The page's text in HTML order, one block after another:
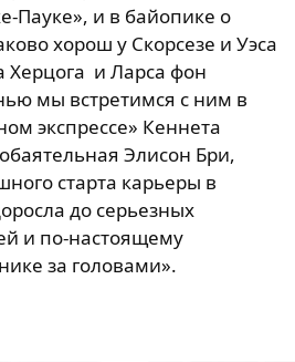
Пауке», и в байопике о
хорош у Скорсезе и Уэса
Херцога и Ларса фон
мы встретимся с ним в
экспрессе» Кеннета
Элисон Бри,
старта карьеры в
до серьезных
и по-настоящему
за головами».